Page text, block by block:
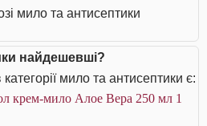
мило та антисептики
найдешевші?
мило та антисептики є:
крем-мило Алое Вера 250 мл 1